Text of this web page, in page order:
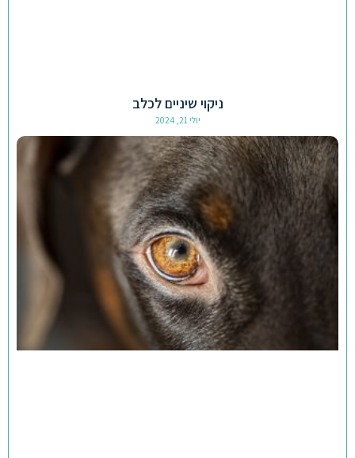
ניקוי שיניים לכלב
יולי 21, 2024